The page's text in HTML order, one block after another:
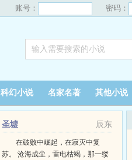
账号： 密码：
科幻小说 名家名著 其他小说
辰东
圣墟
在破败中崛起，在寂灭中复
苏。 沧海成尘，雷电枯竭，那一缕